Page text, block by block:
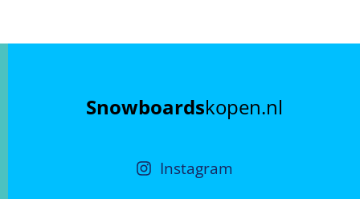
Snowboardskopen.nl
Instagram